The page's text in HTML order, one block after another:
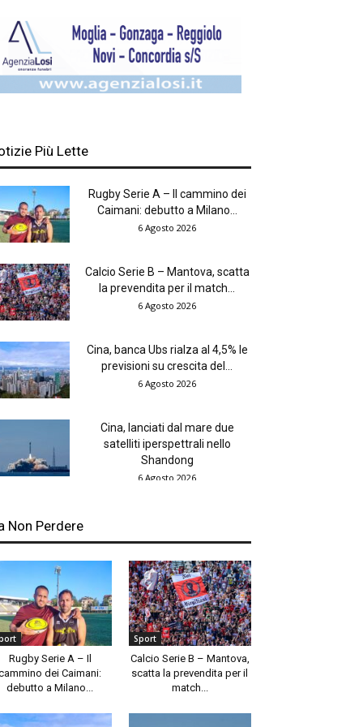
Più Lette
Rugby Serie A – Il cammino dei
Caimani: debutto a Milano...
6 Agosto 2026
Calcio Serie B – Mantova, scatta
la prevendita per il match...
6 Agosto 2026
Cina, banca Ubs rialza al 4,5% le
previsioni su crescita del...
6 Agosto 2026
Cina, lanciati dal mare due
satelliti iperspettrali nello
Shandong
6 Agosto 2026
Non Perdere
Rugby Serie A – Il
dei Caimani:
debutto a Milano...
Sport
Calcio Serie B – Mantova,
scatta la prevendita per il
match...